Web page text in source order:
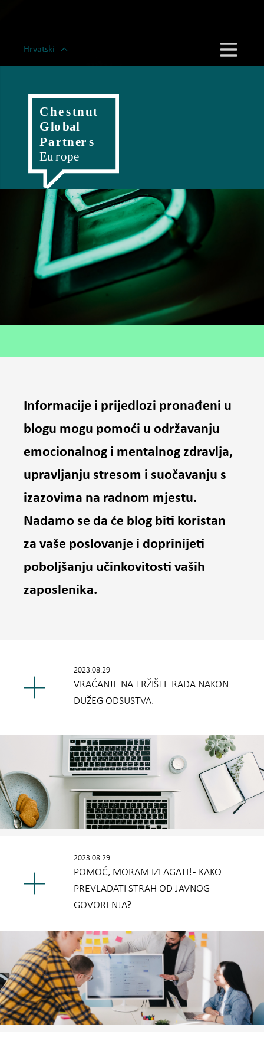
Hrvatski
Informacije i prijedlozi pronađeni u
blogu mogu pomoći u održavanju
emocionalnog i mentalnog zdravlja,
upravljanju stresom i suočavanju s
izazovima na radnom mjestu.
Nadamo se da će blog biti koristan
za vaše poslovanje i doprinijeti
poboljšanju učinkovitosti vaših
zaposlenika.
2023.08.29
VRAĆANJE NA TRŽIŠTE RADA NAKON
DUŽEG ODSUSTVA.
2023.08.29
POMOĆ, MORAM IZLAGATI! - KAKO
PREVLADATI STRAH OD JAVNOG
GOVORENJA?